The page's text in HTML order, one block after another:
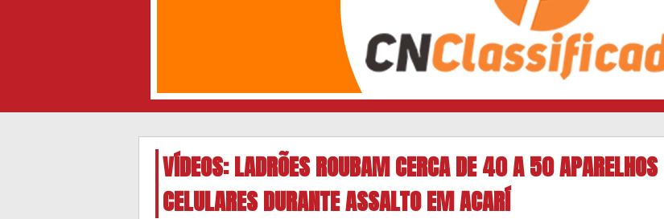
VÍDEOS: LADRÕES ROUBAM CERCA DE 40 A 50 APARELHOS
CELULARES DURANTE ASSALTO EM ACARÍ